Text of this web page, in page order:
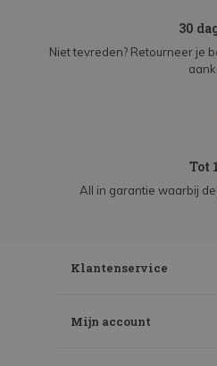
30
Niet tevreden? Retourneer je
Tot
All in garantie waarbij
Klantenservice
Mijn account